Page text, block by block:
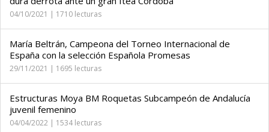
04/10/2021 | 1710 lecturas
María Beltrán, Campeona del Torneo Internacional de
España con la selección Española Promesas
29/11/2021 | 1695 lecturas
Estructuras Moya BM Roquetas Subcampeón de Andalucía
juvenil femenino
04/04/2022 | 1534 lecturas